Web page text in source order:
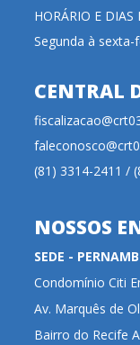
HORÁRIO E
Segunda à sexta-
CENTRAL
(81) 3314-2411 /
NOSSOS
SEDE -
Condomínio Citi
Av. Marquês de
Bairro do Recife